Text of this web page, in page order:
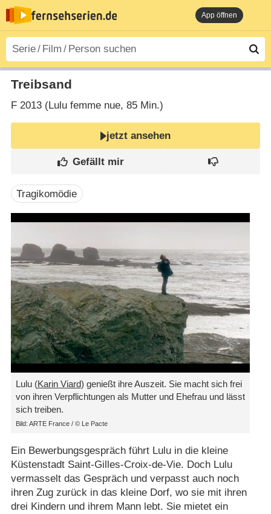
App öffnen
Treibsand
F2013 (Lulu femme nue‎, 85 Min.)
jetzt ansehen
Tragikomödie
Lulu (Karin Viard) genießt ihre Auszeit. Sie macht sich frei
von ihren Verpflichtungen als Mutter und Ehefrau und lässt
sich treiben.
Bild: ARTE France /​ © Le Pacte
Ein Bewerbungsgespräch führt Lulu in die kleine
Küstenstadt Saint-Gilles-Croix-de-Vie. Doch Lulu
vermasselt das Gespräch und verpasst auch noch
ihren Zug zurück in das kleine Dorf, wo sie mit ihren
drei Kindern und ihrem Mann lebt. Sie mietet ein